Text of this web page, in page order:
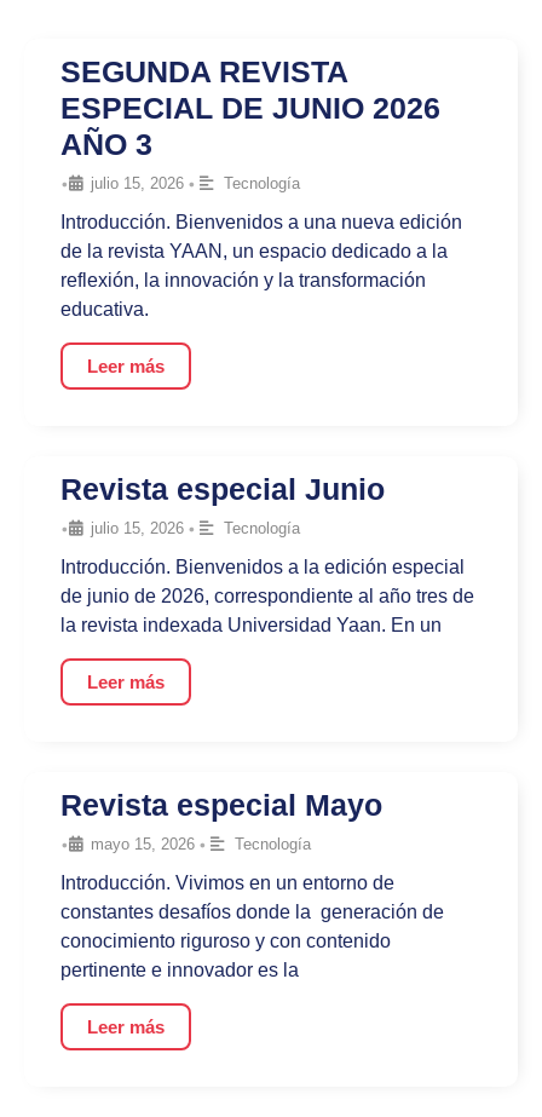
SEGUNDA REVISTA
ESPECIAL DE JUNIO 2026
AÑO 3
• julio 15, 2026 • Tecnología
Introducción. Bienvenidos a una nueva edición
de la revista YAAN, un espacio dedicado a la
reflexión, la innovación y la transformación
educativa.
Leer más
Revista especial Junio
• julio 15, 2026 • Tecnología
Introducción. Bienvenidos a la edición especial
de junio de 2026, correspondiente al año tres de
la revista indexada Universidad Yaan. En un
Leer más
Revista especial Mayo
• mayo 15, 2026 • Tecnología
Introducción. Vivimos en un entorno de
constantes desafíos donde la generación de
conocimiento riguroso y con contenido
pertinente e innovador es la
Leer más